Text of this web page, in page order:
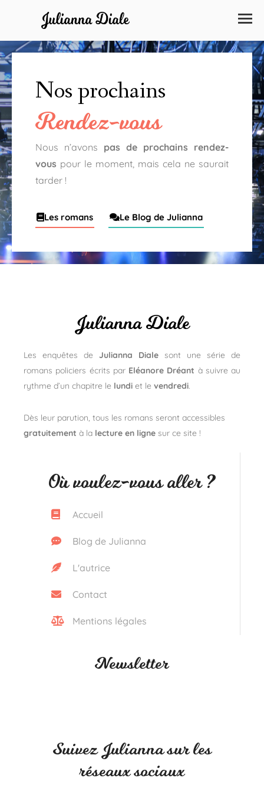
Nos prochains
Rendez-vous
Nous n’avons pas de prochains rendez-
vous pour le moment, mais cela ne saurait
tarder !
Les romans Le Blog de Julianna
Julianna Diale
Les enquêtes de Julianna Diale sont une série de
romans policiers écrits par Eléanore Dréant à suivre au
rythme d’un chapitre le lundi et le vendredi.
Dès leur parution, tous les romans seront accessibles
gratuitement à la lecture en ligne sur ce site !
Où voulez-vous aller ?
Accueil
Blog de Julianna
L'autrice
Contact
Mentions légales
Newsletter
Suivez Julianna sur les
réseaux sociaux